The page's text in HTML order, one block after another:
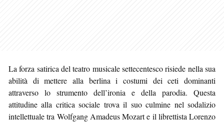
La forza satirica del teatro musicale settecentesco risiede nella sua
abilità di mettere alla berlina i costumi dei ceti dominanti
attraverso lo strumento dell’ironia e della parodia. Questa
attitudine alla critica sociale trova il suo culmine nel sodalizio
intellettuale tra Wolfgang Amadeus Mozart e il librettista Lorenzo